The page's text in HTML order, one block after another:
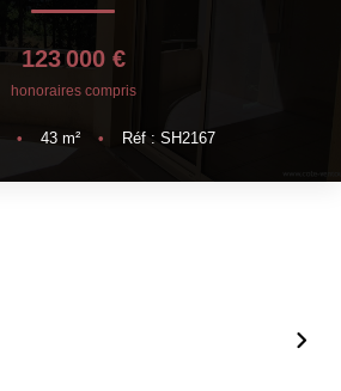
Notre Équipe
123 000 €
honoraires compris
• 43 m² • Réf : SH2167